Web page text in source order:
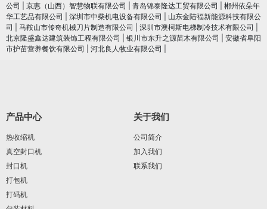
公司
京惠（山西）智慧物联有限公司 青岛锦泰隆达工贸有限公司
郴州依朵年
华工艺品有限公司
深圳市中柴机电设备有限公司
山东金陆福新能源科技有限公
司
马鞍山市传奇机械刀片制造有限公司 深圳市澳柯斯电梯制冷技术有限公司
北京隆盛鑫达建筑装饰工程有限公司
银川市东升之源苗木有限公司
安徽省阜阳
市护苗营养餐饮有限公司
河北良人牧业有限公司
产品中心
热收缩机
真空封口机
封口机
打包机
打码机
关于我们
公司简介
加入我们
联系我们